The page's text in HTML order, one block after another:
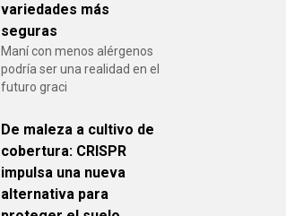
variedades más
seguras
Maní con menos alérgenos
podría ser una realidad en el
futuro graci
De maleza a cultivo de
cobertura: CRISPR
impulsa una nueva
alternativa para